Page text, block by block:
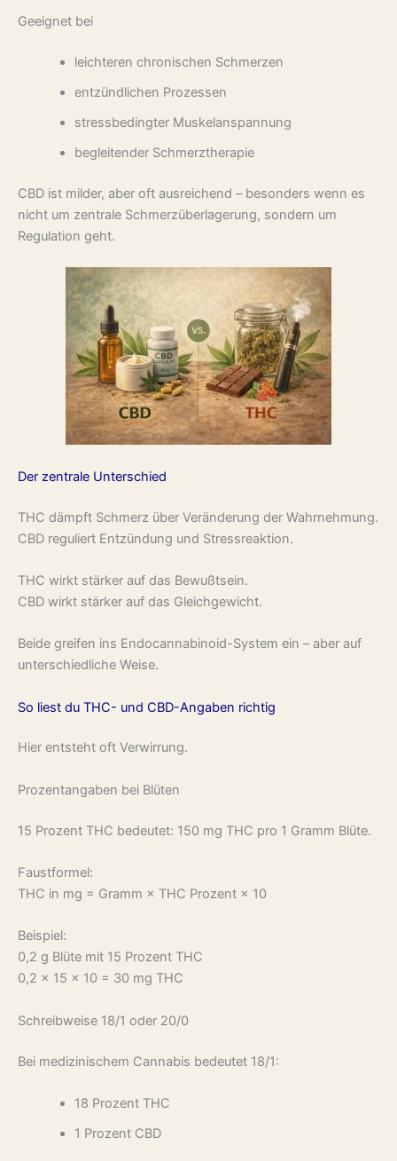
Geeignet bei
leichteren chronischen Schmerzen
entzündlichen Prozessen
stressbedingter Muskelanspannung
begleitender Schmerztherapie
CBD ist milder, aber oft ausreichend – besonders wenn es
nicht um zentrale Schmerzüberlagerung, sondern um
Regulation geht.
Der zentrale Unterschied
THC dämpft Schmerz über Veränderung der Wahrnehmung.
CBD reguliert Entzündung und Stressreaktion.
THC wirkt stärker auf das Bewußtsein.
CBD wirkt stärker auf das Gleichgewicht.
Beide greifen ins Endocannabinoid-System ein – aber auf
unterschiedliche Weise.
So liest du THC- und CBD-Angaben richtig
Hier entsteht oft Verwirrung.
Prozentangaben bei Blüten
15 Prozent THC bedeutet: 150 mg THC pro 1 Gramm Blüte.
Faustformel:
THC in mg = Gramm × THC Prozent × 10
Beispiel:
0,2 g Blüte mit 15 Prozent THC
0,2 × 15 × 10 = 30 mg THC
Schreibweise 18/1 oder 20/0
Bei medizinischem Cannabis bedeutet 18/1:
18 Prozent THC
1 Prozent CBD